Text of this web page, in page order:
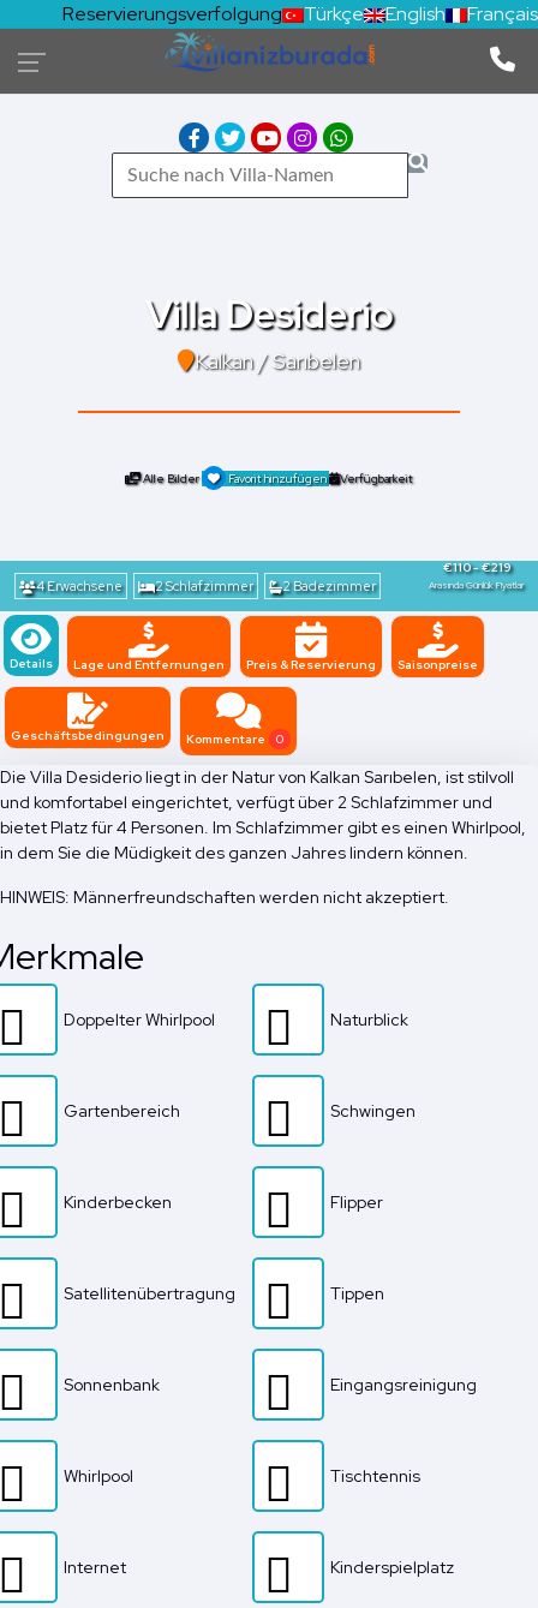
Reservierungsverfolgung Türkçe English Français
Villa Desiderio
Kalkan / Sarıbelen
Alle Bilder Favorit hinzufügen Verfügbarkeit
4 Erwachsene 2 Schlafzimmer 2 Badezimmer
€110 - €219
Arasında Günlük Fiyatlar
Details Lage und Entfernungen Preis & Reservierung Saisonpreise
Geschäftsbedingungen Kommentare 0
Die Villa Desiderio liegt in der Natur von Kalkan Sarıbelen, ist stilvoll
und komfortabel eingerichtet, verfügt über 2 Schlafzimmer und
bietet Platz für 4 Personen. Im Schlafzimmer gibt es einen Whirlpool,
in dem Sie die Müdigkeit des ganzen Jahres lindern können.
HINWEIS: Männerfreundschaften werden nicht akzeptiert.
Doppelter Whirlpool
Gartenbereich
Kinderbecken
Satellitenübertragung
Sonnenbank
Whirlpool
Internet
Naturblick
Schwingen
Flipper
Tippen
Eingangsreinigung
Tischtennis
Kinderspielplatz